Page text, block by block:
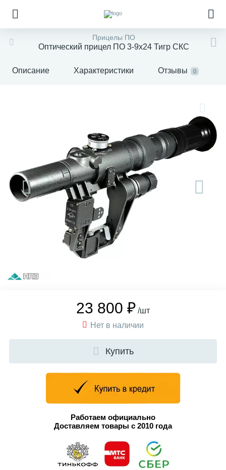
Прицелы ПО
Оптический прицел ПО 3-9x24 Тигр СКС
Описание Характеристики Отзывы 0
23 800 ₽ /шт
Нет в наличии
Купить
Работаем официально
Доставляем товары с 2010 года